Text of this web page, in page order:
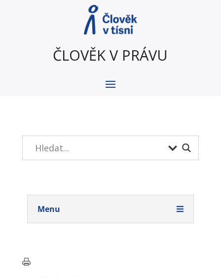
ČLOVĚK V PRÁVU
Menu